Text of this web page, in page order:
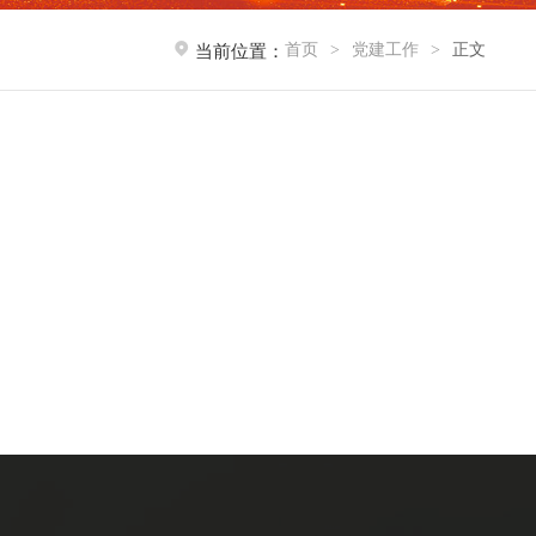
当前位置： 首页 > 党建工作 > 正文